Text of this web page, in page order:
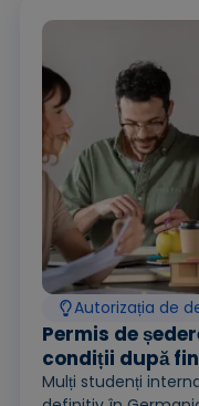
Autorizația de
Permis de
condiții după
Mulți studenți